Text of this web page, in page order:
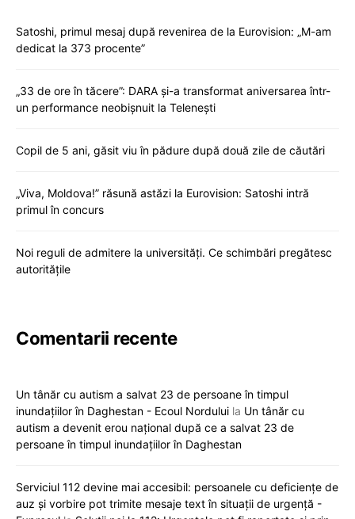
Satoshi, primul mesaj după revenirea de la Eurovision: „M-am
dedicat la 373 procente”
„33 de ore în tăcere”: DARA și-a transformat aniversarea într-
un performance neobișnuit la Telenești
Copil de 5 ani, găsit viu în pădure după două zile de căutări
„Viva, Moldova!” răsună astăzi la Eurovision: Satoshi intră
primul în concurs
Noi reguli de admitere la universități. Ce schimbări pregătesc
autoritățile
Comentarii recente
Un tânăr cu autism a salvat 23 de persoane în timpul
inundațiilor în Daghestan - Ecoul Nordului la Un tânăr cu
autism a devenit erou național după ce a salvat 23 de
persoane în timpul inundațiilor în Daghestan
Serviciul 112 devine mai accesibil: persoanele cu deficiențe de
auz și vorbire pot trimite mesaje text în situații de urgență -